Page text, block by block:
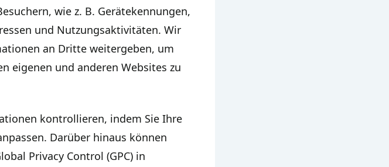
wie z. B. Gerätekennungen,
und Nutzungsaktivitäten. Wir
an Dritte weitergeben, um
eigenen und anderen Websites zu
kontrollieren, indem Sie Ihre
Darüber hinaus können
Privacy Control (GPC) in